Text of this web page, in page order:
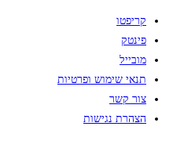
קריפטו
פינטק
מובייל
תנאי שימוש ופרטיות
צור קשר
הצהרת נגישות